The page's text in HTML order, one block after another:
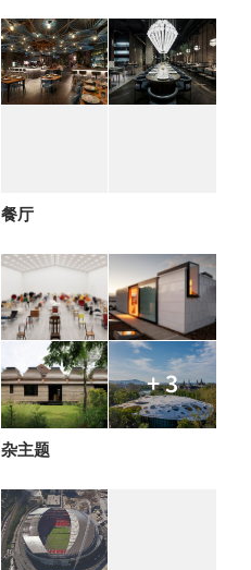
餐厅
+ 3
杂主题